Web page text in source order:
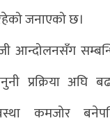
जनाएको छ।
आन्दोलनसँग
प्रक्रिया अघि
कमजोर